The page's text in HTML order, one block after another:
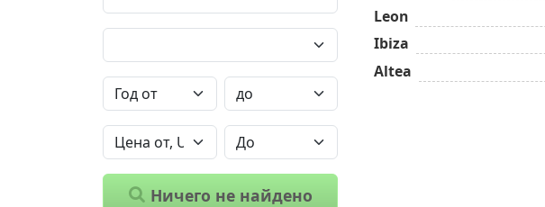
Ничего не найдено
Leon
Ibiza
Altea